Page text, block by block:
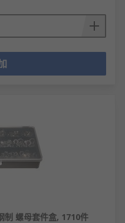
制 螺母套件盒, 1710件